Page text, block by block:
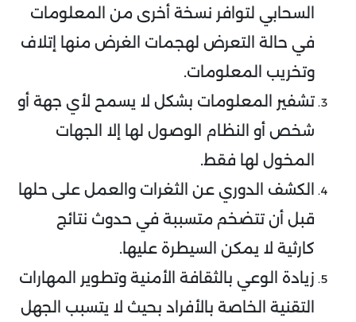
السحابي لتوافر نسخة أخرى من المعلومات
في حالة التعرض لهجمات الغرض منها إتلاف
وتخريب المعلومات.
تشفير المعلومات بشكل لا يسمح لأي جهة أو
شخص أو النظام الوصول لها إلا الجهات
المخول لها فقط.
الكشف الدوري عن الثغرات والعمل على حلها
قبل أن تتضخم متسببة في حدوث نتائج
كارثية لا يمكن السيطرة عليها.
زيادة الوعي بالثقافة الأمنية وتطوير المهارات
التقنية الخاصة بالأفراد بحيث لا يتسبب الجهل